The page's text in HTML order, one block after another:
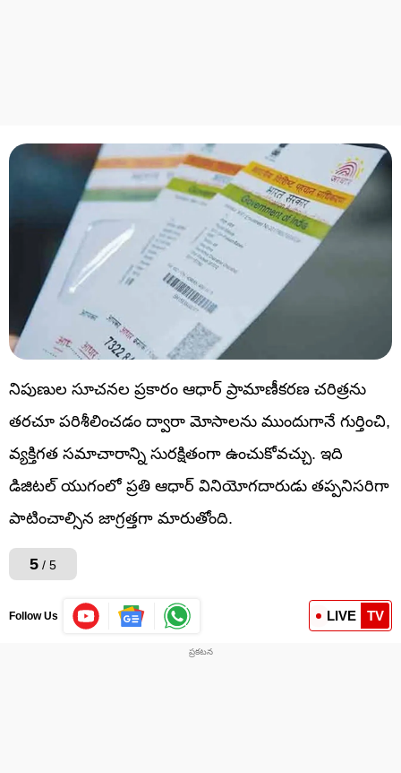
నిపుణుల సూచనల ప్రకారం ఆధార్‌ ప్రామాణీకరణ చరిత్రను
తరచూ పరిశీలించడం ద్వారా మోసాలను ముందుగానే గుర్తించి,
వ్యక్తిగత సమాచారాన్ని సురక్షితంగా ఉంచుకోవచ్చు. ఇది
డిజిటల్‌ యుగంలో ప్రతి ఆధార్‌ వినియోగదారుడు తప్పనిసరిగా
పాటించాల్సిన జాగ్రత్తగా మారుతోంది.
5 / 5
Follow Us LIVE TV